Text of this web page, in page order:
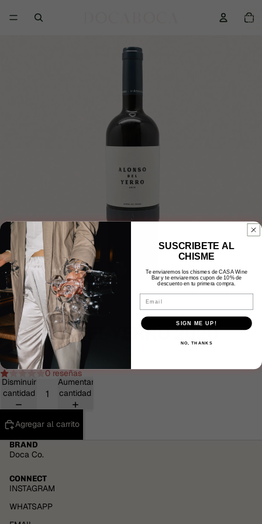
en el
ALONSO DEL YERRO 2020
RD$ 3,000.00
Impuestos incluidos.
0 reseñas
Disminuir
cantidad
Aumentar
cantidad
Agregar al carrito
BRAND
Doca Co.
CONNECT
INSTAGRAM
WHATSAPP
SUSCRIBETE AL
CHISME
Te enviaremos los chismes de CASA Wine
Bar y te enviaremos cupon de 10% de
descuento en tu primera compra.
SIGN ME UP!
NO, THANKS